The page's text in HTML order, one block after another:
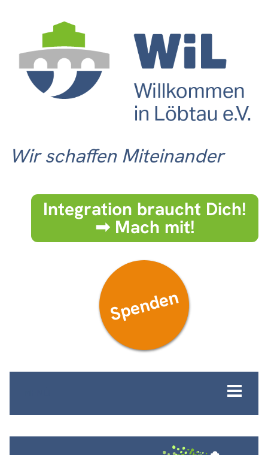
Wir schaffen Miteinander
Integration braucht Dich!
➟ Mach mit!
Spenden